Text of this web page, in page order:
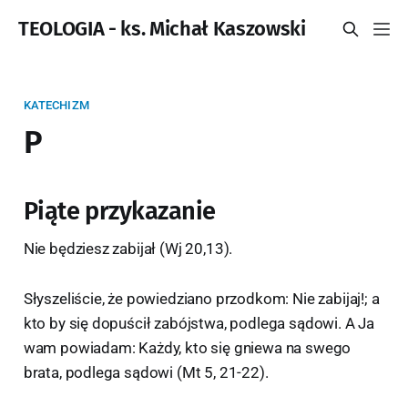
TEOLOGIA - ks. Michał Kaszowski
KATECHIZM
P
Piąte przykazanie
Nie będziesz zabijał (Wj 20,13).
Słyszeliście, że powiedziano przodkom: Nie zabijaj!; a
kto by się dopuścił zabójstwa, podlega sądowi. A Ja
wam powiadam: Każdy, kto się gniewa na swego
brata, podlega sądowi (Mt 5, 21-22).